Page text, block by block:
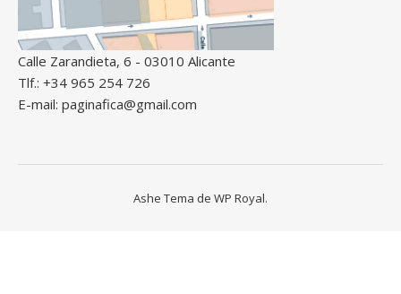
Calle Zarandieta, 6 - 03010 Alicante
Tlf.: +34 965 254 726
E-mail: paginafica@gmail.com
Ashe Tema de WP Royal.